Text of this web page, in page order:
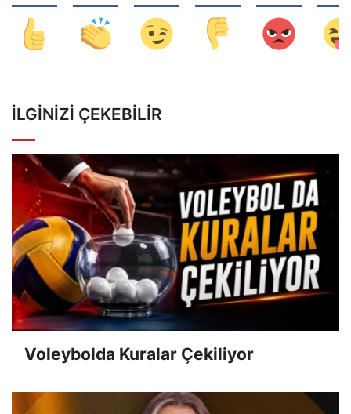
İLGINIZI ÇEKEBILIR
Voleybolda Kuralar Çekiliyor